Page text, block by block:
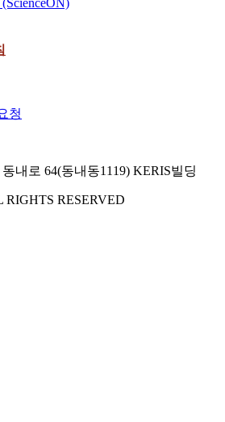
청
내로 64(동내동1119) KERIS빌딩
RESERVED